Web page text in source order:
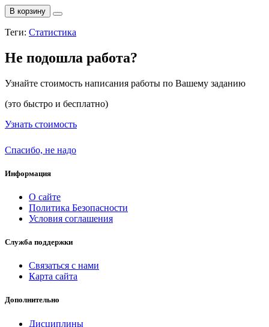
В корзину
Теги: Статистика
Не подошла работа?
Узнайте стоимость написания работы по Вашему заданию
(это быстро и бесплатно)
Узнать стоимость
Спасибо, не надо
Информация
О сайте
Политика Безопасности
Условия соглашения
Служба поддержки
Связаться с нами
Карта сайта
Дополнительно
Дисциплины